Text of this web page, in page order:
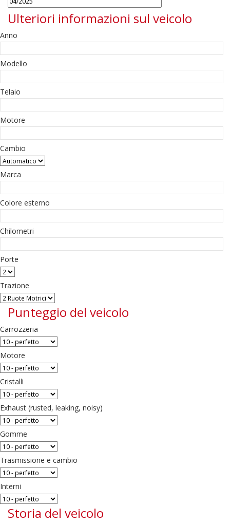
Ulteriori informazioni sul veicolo
Anno
Modello
Telaio
Motore
Cambio
Marca
Colore esterno
Chilometri
Porte
Trazione
Punteggio del veicolo
Carrozzeria
Motore
Cristalli
Exhaust (rusted, leaking, noisy)
Gomme
Trasmissione e cambio
Interni
Storia del veicolo